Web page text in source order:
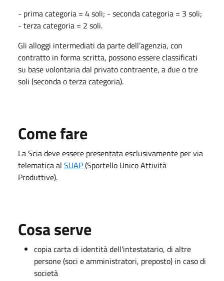
- prima categoria = 4 soli; - seconda categoria = 3 soli;
- terza categoria = 2 soli.
Gli alloggi intermediati da parte dell’agenzia, con
contratto in forma scritta, possono essere classificati
su base volontaria dal privato contraente, a due o tre
soli (seconda o terza categoria).
Come fare
La Scia deve essere presentataesclusivamente per via
telematica al SUAP(Sportello Unico Attività
Produttive).
Cosa serve
copia carta di identità dell'intestatario, di altre
persone (soci e amministratori, preposto) in caso di
società